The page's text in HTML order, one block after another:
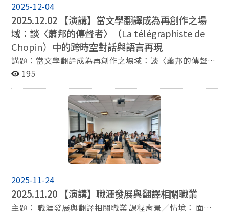
2025-12-04
2025.12.02 【演講】當文學翻譯成為再創作之場
域：談〈蕭邦的傳聲者〉（La télégraphiste de
Chopin） 中的跨時空對話與語言再現
講題：當文學翻譯成為再創作之場域：談〈蕭邦的傳聲
者〉（La télégraphiste de Chopin）中的跨時空對話與
授） 主持人：李允安（歐文系法文組副教授）
195
2025-11-24
2025.11.20 【演講】職涯發展與翻譯相關職業
主題： 職涯發展與翻譯相關職業 課程背景／情境： 面對